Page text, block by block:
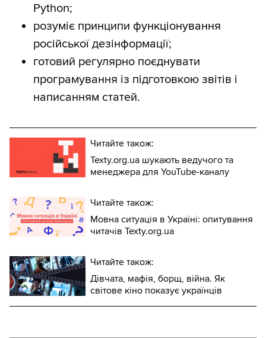
Python;
розуміє принципи функціонування
російської дезінформації;
готовий регулярно поєднувати
програмування із підготовкою звітів і
написанням статей.
Читайте також:
Texty.org.ua шукають ведучого та
менеджера для YouTube-каналу
Читайте також:
Мовна ситуація в Україні: опитування
читачів Texty.org.ua
Читайте також:
Дівчата, мафія, борщ, війна. Як
світове кіно показує українців